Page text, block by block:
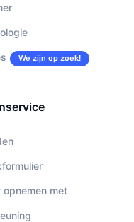
We zijn op zoek!
opnemen met